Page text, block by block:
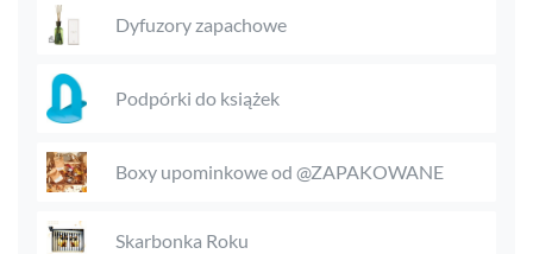
Dyfuzory zapachowe
Podpórki do książek
Boxy upominkowe od @ZAPAKOWANE
Skarbonka Roku